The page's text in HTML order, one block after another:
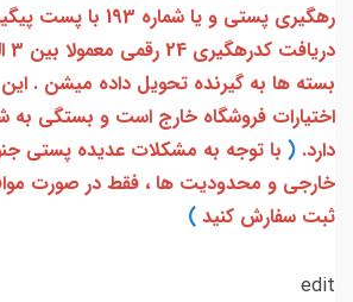
رهگیری پستی و یا شماره
بسته ها به گیرنده تحویل داده میشن . این
اختیارات فروشگاه خارج است و بستگی به
دارد. ( با توجه به مشکلات عدیده پستی
خارجی و محدودیت ها ، فقط در صورت
ثبت سفارش کنید )
edit